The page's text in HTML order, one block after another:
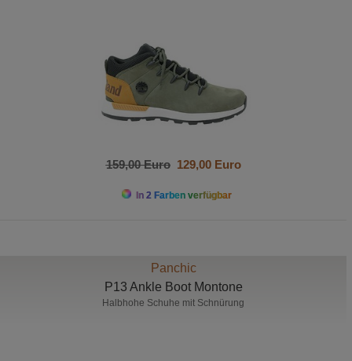
159,00 Euro129,00 Euro
In 2 Farben verfügbar
Panchic
P13 Ankle Boot Montone
Halbhohe Schuhe mit Schnürung